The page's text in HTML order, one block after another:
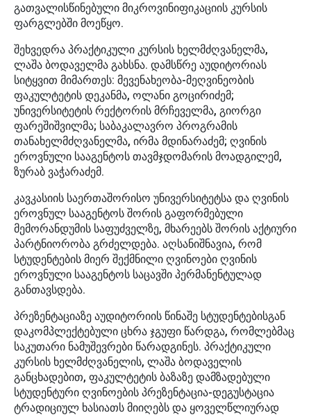
გათვალისწინებული მიკროვინიფიკაციის კურსის
ფარგლებში მოეწყო.
შეხვედრა პრაქტიკული კურსის ხელმძღვანელმა,
ლაშა ბოდაველმა გახსნა. დამსწრე აუდიტორიას
სიტყვით მიმართეს: მევენახეობა-მეღვინეობის
ფაკულტეტის დეკანმა, ოლანი გოცირიძემ;
უნივერსიტეტის რექტორის მრჩეველმა, გიორგი
ფარეშიშვილმა; საბაკალავრო პროგრამის
თანახელმძღვანელმა, ირმა მდინარაძემ; ღვინის
ეროვნული სააგენტოს თავმჯდომარის მოადგილემ,
ზურაბ ვაჭარაძემ.
კავკასიის საერთაშორისო უნივერსიტეტსა და ღვინის
ეროვნულ სააგენტოს შორის გაფორმებული
მემორანდუმის საფუძველზე, მხარეებს შორის აქტიური
პარტნიორობა გრძელდება. აღსანიშნავია, რომ
სტუდენტების მიერ შექმნილი ღვინოები ღვინის
ეროვნული სააგენტოს საცავში პერმანენტულად
განთავსდება.
პრეზენტაციაზე აუდიტორიის წინაშე სტუდენტებისგან
დაკომპლექტებული ცხრა ჯგუფი წარდგა, რომლებმაც
საკუთარი ნამუშევრები წარადგინეს. პრაქტიკული
კურსის ხელმძღვანელის, ლაშა ბოდაველის
განცხადებით, ფაკულტეტის ბაზაზე დამზადებული
სტუდენტური ღვინოების პრეზენტაცია-დეგუსტაცია
ტრადიციულ ხასიათს მიიღებს და ყოველწლიურად